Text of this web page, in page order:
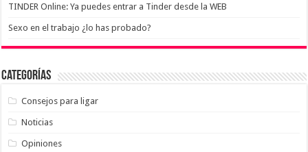
TINDER Online: Ya puedes entrar a Tinder desde la WEB
Sexo en el trabajo ¿lo has probado?
Categorías
Consejos para ligar
Noticias
Opiniones